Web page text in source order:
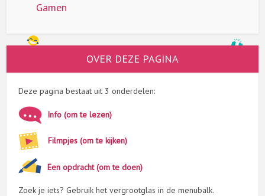
Gamen
OVER DEZE PAGINA
Deze pagina bestaat uit 3 onderdelen:
Info (om te lezen)
Filmpjes (om te kijken)
Een opdracht (om te doen)
Zoek je iets? Gebruik het vergrootglas in de menubalk.